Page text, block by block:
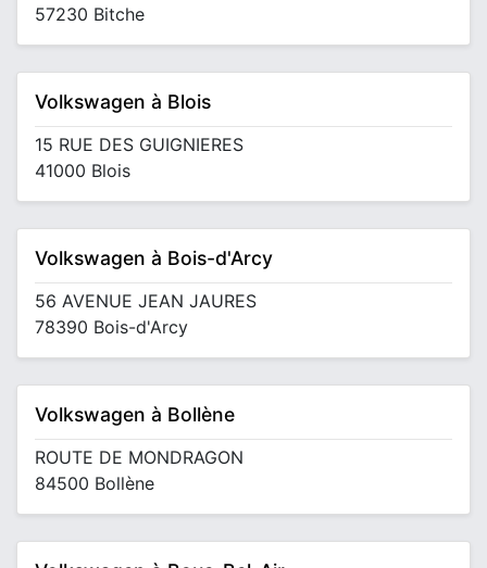
57230 Bitche
Volkswagen à Blois
15 RUE DES GUIGNIERES
41000 Blois
Volkswagen à Bois-d'Arcy
56 AVENUE JEAN JAURES
78390 Bois-d'Arcy
Volkswagen à Bollène
ROUTE DE MONDRAGON
84500 Bollène